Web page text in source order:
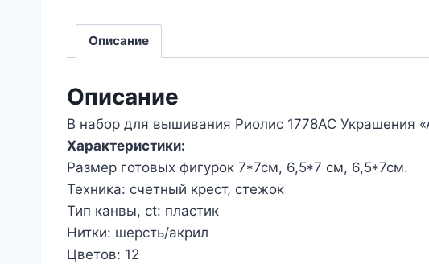
Описание
Описание
В набор для вышивания Риолис 1778АС Украшения
Характеристики:
Размер готовых фигурок 7*7см, 6,5*7 см, 6,5*7см.
Техника: счетный крест, стежок
Тип канвы, ct: пластик
Нитки: шерсть/акрил
Цветов: 12